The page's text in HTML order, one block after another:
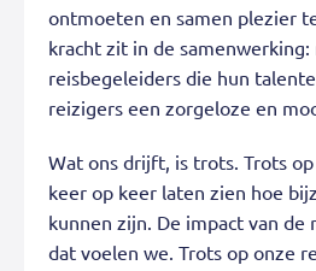
ontmoeten en samen plezier
kracht zit in de
reisbegeleiders die hun
reizigers een zorgeloze en
Wat ons drijft, is trots. Trots
keer op keer laten zien hoe
kunnen zijn. De impact van de
dat voelen we. Trots op onze